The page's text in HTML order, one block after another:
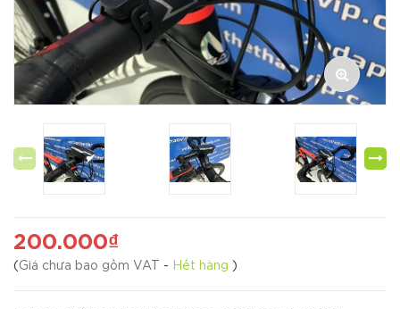
200.000₫
( Giá chưa bao gồm VAT - Hết hàng )